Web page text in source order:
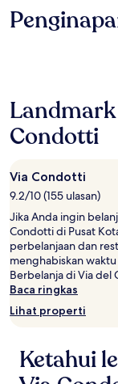
Condotti
Via Condotti
9.2/10 (155 ulasan)
Jika Anda ingin
Condotti di Pusat
perbelanjaan dan
menghabiskan
Berbelanja di Via del
Baca ringkas
Lihat properti
Ketahui